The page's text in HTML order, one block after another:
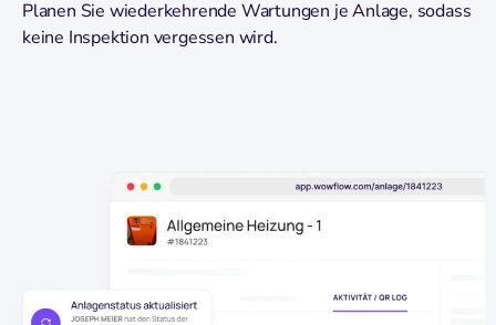
Planen Sie wiederkehrende Wartungen je Anlage, sodass
keine Inspektion vergessen wird.